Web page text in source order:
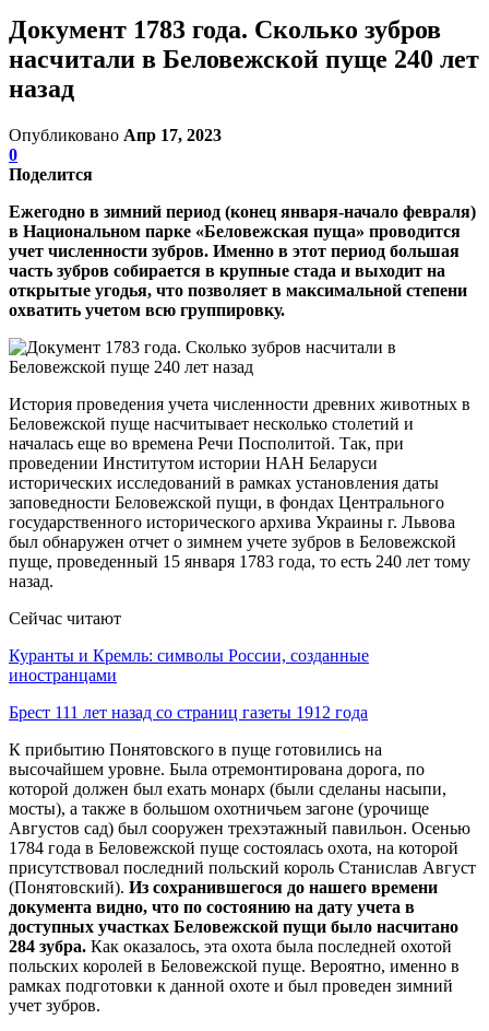
Документ 1783 года. Сколько зубров
насчитали в Беловежской пуще 240 лет
назад
Опубликовано Апр 17, 2023
0
Поделится
Ежегодно в зимний период (конец января-начало февраля)
в Национальном парке «Беловежская пуща» проводится
учет численности зубров. Именно в этот период большая
часть зубров собирается в крупные стада и выходит на
открытые угодья, что позволяет в максимальной степени
охватить учетом всю группировку.
История проведения учета численности древних животных в
Беловежской пуще насчитывает несколько столетий и
началась еще во времена Речи Посполитой. Так, при
проведении Институтом истории НАН Беларуси
исторических исследований в рамках установления даты
заповедности Беловежской пущи, в фондах Центрального
государственного исторического архива Украины г. Львова
был обнаружен отчет о зимнем учете зубров в Беловежской
пуще, проведенный 15 января 1783 года, то есть 240 лет тому
назад.
Сейчас читают
Куранты и Кремль: символы России, созданные
иностранцами
Брест 111 лет назад со страниц газеты 1912 года
К прибытию Понятовского в пуще готовились на
высочайшем уровне. Была отремонтирована дорога, по
которой должен был ехать монарх (были сделаны насыпи,
мосты), а также в большом охотничьем загоне (урочище
Августов сад) был сооружен трехэтажный павильон. Осенью
1784 года в Беловежской пуще состоялась охота, на которой
присутствовал последний польский король Станислав Август
(Понятовский). Из сохранившегося до нашего времени
документа видно, что по состоянию на дату учета в
доступных участках Беловежской пущи было насчитано
284 зубра. Как оказалось, эта охота была последней охотой
польских королей в Беловежской пуще. Вероятно, именно в
рамках подготовки к данной охоте и был проведен зимний
учет зубров.